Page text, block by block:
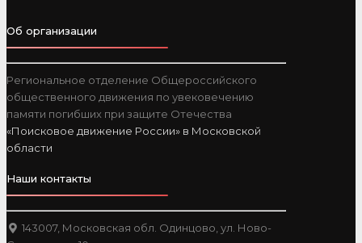
Об организации
Региональное отделение Общероссийского
общественного движения по увековечению
памяти погибших при защите Отечества
«Поисковое движение России» в Московской
области
Наши контакты
143007, Московская обл. Одинцово, ул. Ново-